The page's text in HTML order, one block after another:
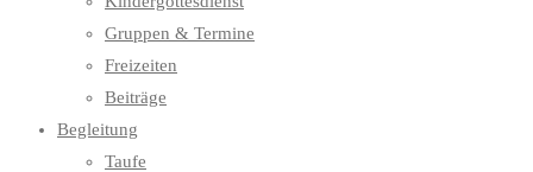
Gruppen & Termine
Freizeiten
Beiträge
Begleitung
Taufe